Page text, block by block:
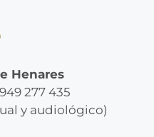
Henares
277 435
y audiológico)